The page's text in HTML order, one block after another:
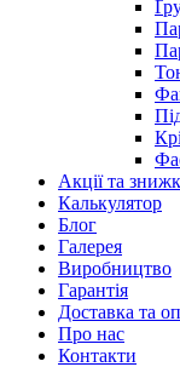
Акції та
Калькулятор
Блог
Галерея
Виробництво
Гарантія
Доставка та
Про нас
Контакти